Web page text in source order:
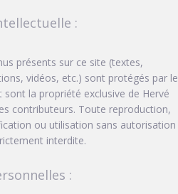
:
présents sur ce site (textes,
vidéos, etc.) sont protégés par le
sont la propriété exclusive de Hervé
contributeurs. Toute reproduction,
ou utilisation sans autorisation
interdite.
: